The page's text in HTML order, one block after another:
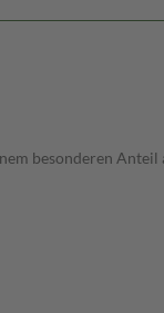
besonderen